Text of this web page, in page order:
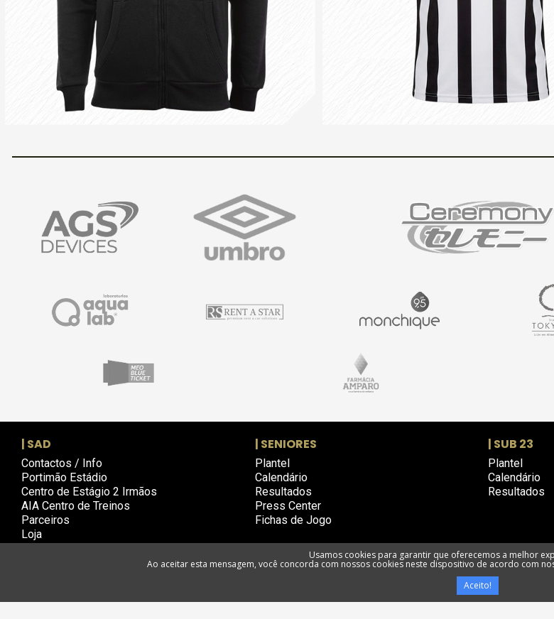
| SAD
Contactos / Info
Portimão Estádio
Centro de Estágio 2 Irmãos
AIA Centro de Treinos
Parceiros
Loja
| SENIORES
Plantel
Calendário
Resultados
Press Center
Fichas de Jogo
| SUB 23
Plantel
Calendário
Resultados
Política de privacidade Termos e condições Utilização de
Portimonense Futebol SAD @ Todos os direitos
Usamos cookies para garantir que oferecemos a melhor
Ao aceitar esta mensagem, você concorda com nossos cookies neste dispositivo de acordo com
Aceito!